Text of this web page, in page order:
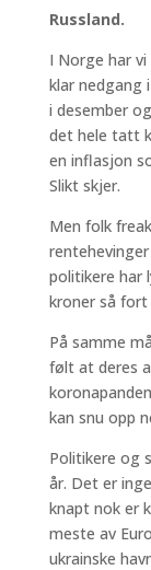
Russland.
I Norge har
klar nedgang
i desember
det hele tatt
en inflasjon
Slikt skjer.
Men folk
politikere har
kroner så fort
På samme
følt at deres
kan snu opp
Politikere og
år. Det er
knapt nok er
meste av
ukrainske